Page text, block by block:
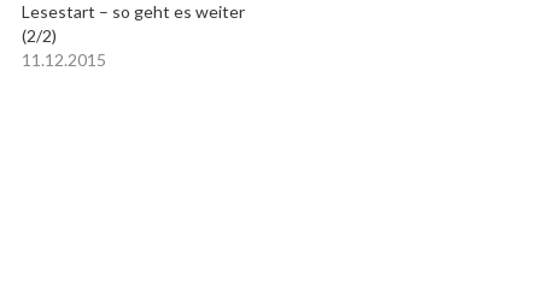
Lesestart – so geht es weiter
(2/2)
11.12.2015